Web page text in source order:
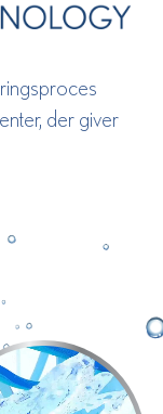
der giver